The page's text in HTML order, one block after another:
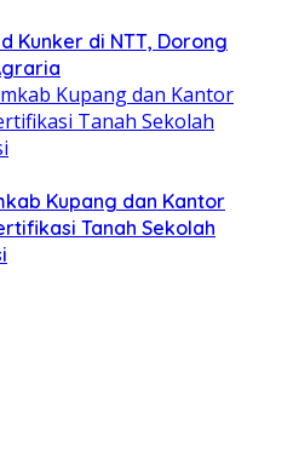
Kunker di NTT, Dorong
Kupang dan Kantor
Tanah Sekolah